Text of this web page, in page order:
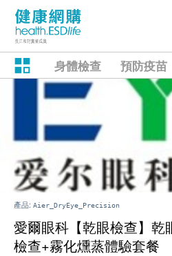
身體檢查 預防疫苗
產品: Aier_DryEye_Precision
愛爾眼科【乾眼檢查】乾
檢查+霧化燻蒸體驗套餐